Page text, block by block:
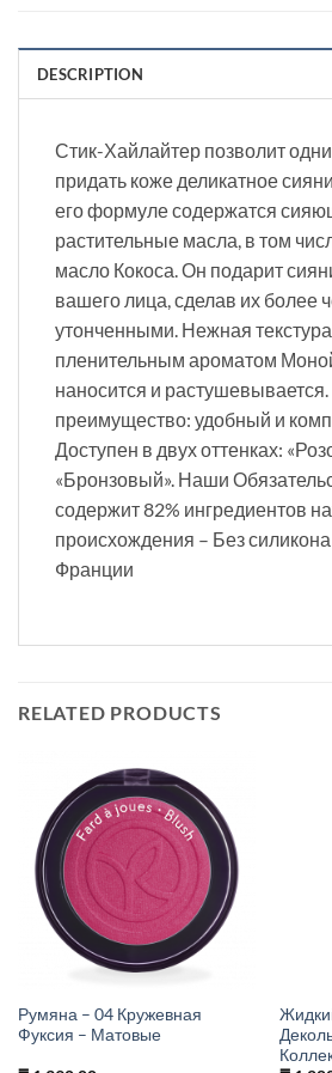
DESCRIPTION
Стик-Хайлайтер позволит
придать коже деликатное
его формуле содержатся
растительные масла, в том
масло Кокоса. Он подарит
вашего лица, сделав их более
утонченными. Нежная
пленительным ароматом
наносится и растушевывается.
преимущество: удобный и
Доступен в двух оттенках:
«Бронзовый». Наши
содержит 82% ингредиентов
происхождения – Без
Франции
RELATED PRODUCTS
Румяна – 04 Кружевная
Фуксия – Матовые